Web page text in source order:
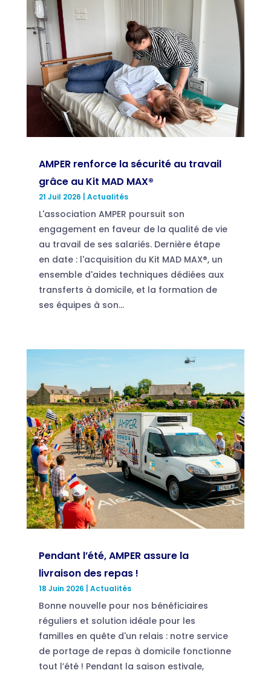
AMPER renforce la sécurité au travail
grâce au Kit MAD MAX®
21 Juil 2026 Actualités
L'association AMPER poursuit son
engagement en faveur de la qualité de vie
au travail de ses salariés. Dernière étape
en date : l'acquisition du Kit MAD MAX®, un
ensemble d'aides techniques dédiées aux
transferts à domicile, et la formation de
ses équipes à son...
Pendant l’été, AMPER assure la
livraison des repas !
18 Juin 2026 Actualités
Bonne nouvelle pour nos bénéficiaires
réguliers et solution idéale pour les
familles en quête d'un relais : notre service
de portage de repas à domicile fonctionne
tout l’été ! Pendant la saison estivale,